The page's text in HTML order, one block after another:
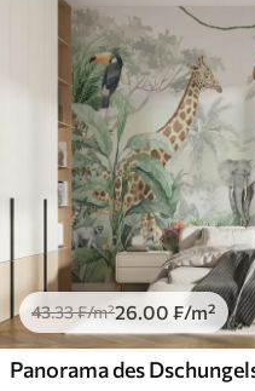
43.33₣/m²26 .00 ₣/m²